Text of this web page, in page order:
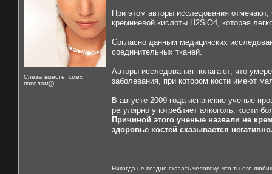
Слёзы вместе, смех
пополам)))
При этом авторы исследования
кремниевой кислоты Н2SiO4, которая
Согласно данным медицинских
соединительных тканей.
Авторы исследования полагают, что
заболевания, при котором кости имеют
В августе 2009 года испанские ученые
регулярно употребляет алкоголь, кости
Причиной этого ученые назвали не
здоровье костей сказывается
Никогда не поздно сказать человеку, что ты его